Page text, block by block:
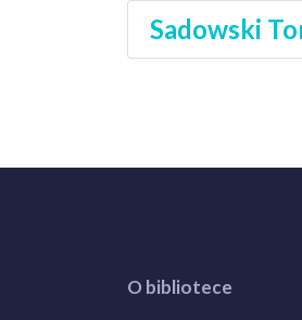
Sadowski
O bibliotece